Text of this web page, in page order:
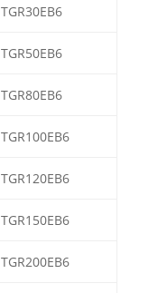
TGR30EB6
TGR50EB6
TGR80EB6
TGR100EB6
TGR120EB6
TGR150EB6
TGR200EB6